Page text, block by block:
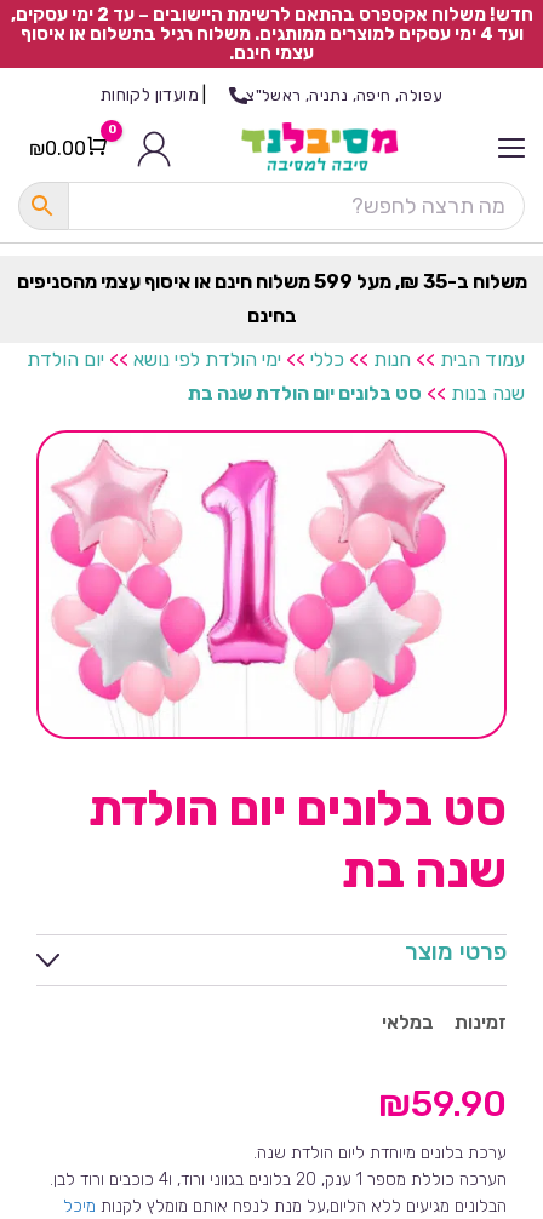
חדש! משלוח אקספרס בהתאם לרשימת היישובים – עד 2 ימי עסקים,
ועד 4 ימי עסקים למוצרים ממותגים. משלוח רגיל בתשלום או איסוף
עצמי חינם.
עפולה, חיפה, נתניה, ראשל"צ מועדון לקוחות
Cart
0
₪0.00
משלוח ב-35 ₪, מעל 599 משלוח חינם או איסוף עצמי מהסניפים
בחינם
עמוד הבית >> חנות >> כללי >> ימי הולדת לפי נושא >> יום הולדת
שנה בנות >> סט בלונים יום הולדת שנה בת
סט בלונים יום הולדת
שנה בת
פרטי מוצר
זמינות במלאי
₪59.90
ערכת בלונים מיוחדת ליום הולדת שנה.
הערכה כוללת מספר 1 ענק, 20 בלונים בגווני ורוד, ו4 כוכבים ורוד לבן.
הבלונים מגיעים ללא הליום,על מנת לנפח אותם מומלץ לקנות מיכל